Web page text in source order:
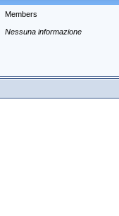
Members
Nessuna informazione